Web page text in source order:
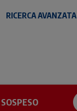
RICERCA AVANZATA